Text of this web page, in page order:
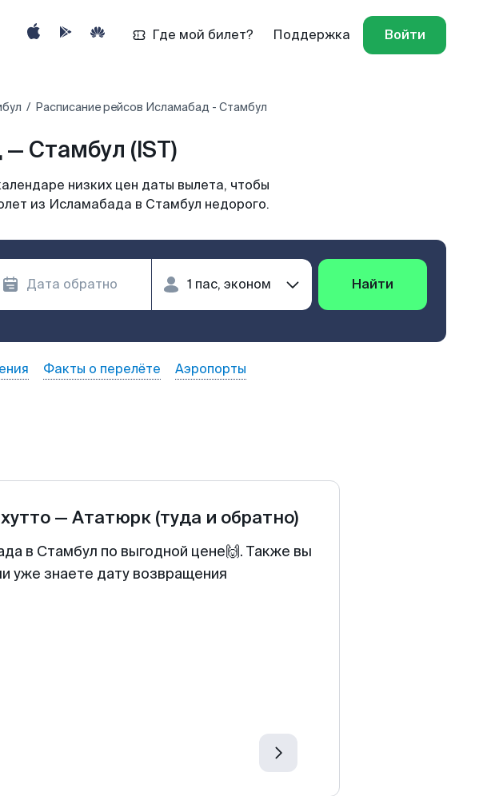
Где мой билет? Поддержка Войти
Расписание рейсов Исламабад - Стамбул
Стамбул (IST)
низких цен даты вылета, чтобы
из Исламабада в Стамбул недорого.
Найти
Факты о перелёте Аэропорты
— Ататюрк (туда и обратно)
в Стамбул по выгодной цене🙌. Также вы
уже знаете дату возвращения